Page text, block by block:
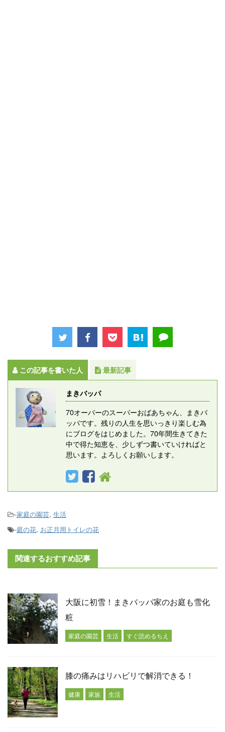
この記事を書いた人 最新記事
まきバッパ
70オーバーのスーパーおばあちゃん、まきバ
ッパです。残りの人生を思いっきり楽しむ為
にブログをはじめました。70年間生きてきた
中で得た知恵を、少しずつ書いていければと
思います。よろしくお願いします。
-家庭の園芸, 生活
-庭の花, お正月用トイレの花
関連するおすすめ記事
大阪に初雪！まきバッパ家のお庭も雪化
粧
家庭の園芸 生活 すぐ読めるちえ
膝の痛みはリハビリで解消できる！
健康 家族 生活